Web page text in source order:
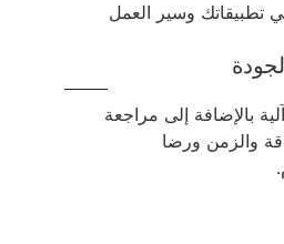
تطبيقاتك وسير العمل
بالإضافة إلى مراجعة
والزمن ورضا